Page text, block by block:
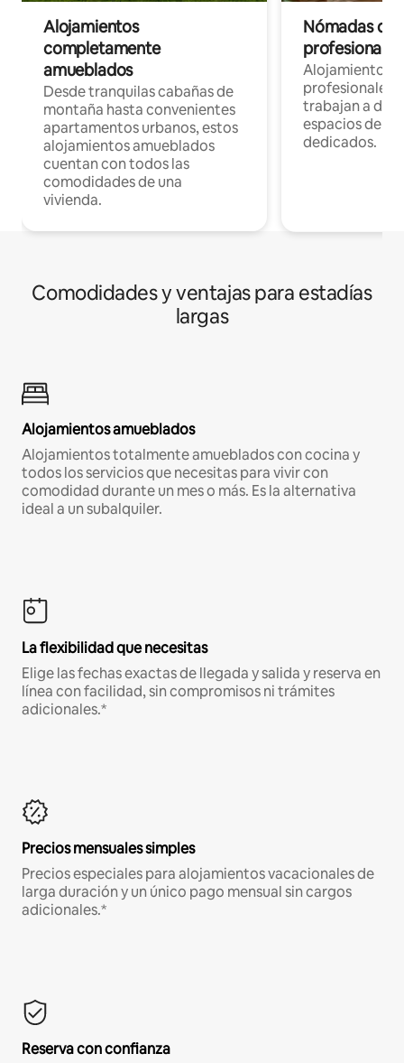
Alojamientos
completamente
amueblados
Desde tranquilas cabañas de
montaña hasta convenientes
apartamentos urbanos, estos
alojamientos amueblados
cuentan con todos las
comodidades de una
vivienda.
Nómadas
Alojamientos
profesionales
trabajan a
espacios de
dedicados.
Comodidades y ventajas para estadías
largas
Alojamientos amueblados
Alojamientos totalmente amueblados con cocina y
todos los servicios que necesitas para vivir con
comodidad durante un mes o más. Es la alternativa
ideal a un subalquiler.
La flexibilidad que necesitas
Elige las fechas exactas de llegada y salida y reserva en
línea con facilidad, sin compromisos ni trámites
adicionales.*
Precios mensuales simples
Precios especiales para alojamientos vacacionales de
larga duración y un único pago mensual sin cargos
adicionales.*
Reserva con confianza